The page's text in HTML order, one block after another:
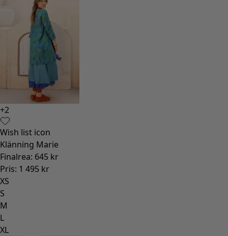
+2
Wish list icon
Klänning Marie
Finalrea: 645 kr
Pris: 1 495 kr
XS
S
M
L
XL